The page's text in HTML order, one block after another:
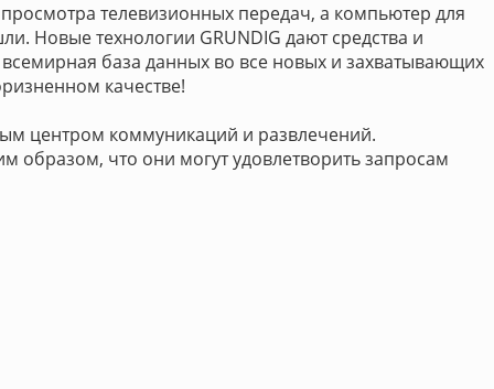
телевизионных передач, а компьютер для
Новые технологии GRUNDIG дают cредства и
база данных во все новых и захватывающих
качестве!
центром коммуникаций и развлечений.
образом, что они могут удовлетворить запросам